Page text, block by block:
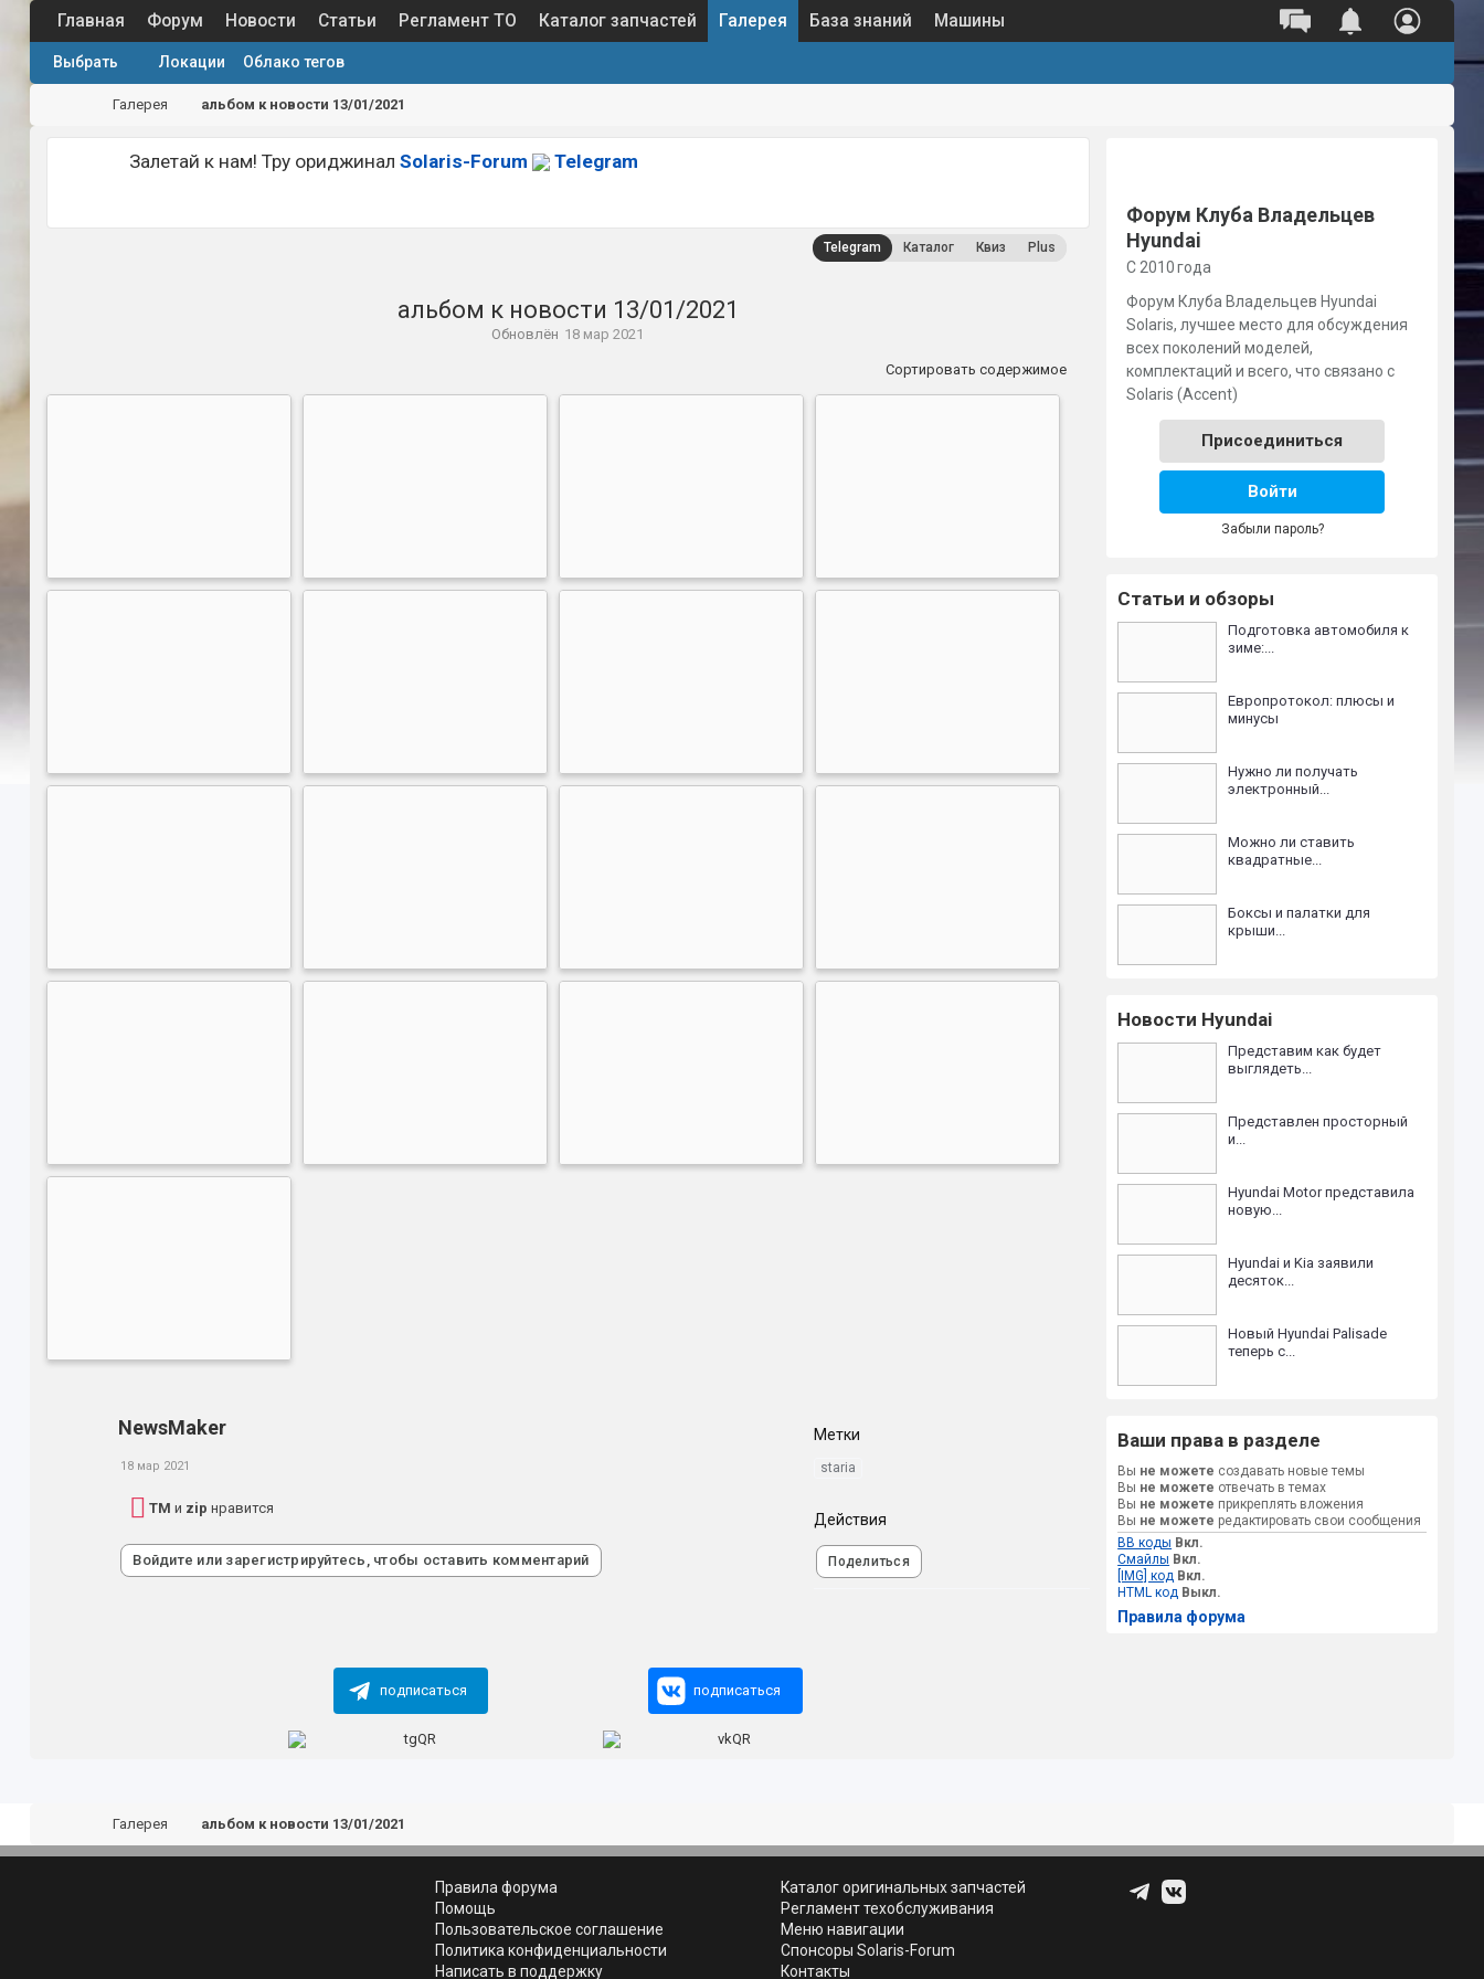
Главная Форум Новости Статьи Регламент ТО Каталог запчастей Галерея
Выбрать Локации Облако тегов
База знаний Машины
Галерея альбом к новости 13/01/2021
Залетай к нам! Тру ориджинал Solaris-Forum Telegram
Telegram Каталог Квиз Plus
альбом к новости 13/01/2021
Обновлён 18 мар 2021
Сортировать содержимое
NewsMaker
18 мар 2021
TM и zip нравится
Войдите или зарегистрируйтесь, чтобы оставить комментарий
Метки
staria
Действия
Поделиться
подписаться подписаться
Форум Клуба Владельцев
Hyundai
С 2010 года
Форум Клуба Владельцев Hyundai
Solaris, лучшее место для обсуждения
всех поколений моделей,
комплектаций и всего, что связано с
Solaris (Accent)
Присоединиться
Войти
Забыли пароль?
Статьи и обзоры
Подготовка автомобиля к
зиме:...
Европротокол: плюсы и
минусы
Нужно ли получать
электронный...
Можно ли ставить
квадратные...
Боксы и палатки для
крыши...
Новости Hyundai
Представим как будет
выглядеть...
Представлен просторный
и...
Hyundai Motor представила
новую...
Hyundai и Kia заявили
десяток...
Новый Hyundai Palisade
теперь с...
Ваши права в разделе
Вы не можете создавать новые темы
Вы не можете отвечать в темах
Вы не можете прикреплять вложения
Вы не можете редактировать свои сообщения
BB коды Вкл.
Смайлы Вкл.
[IMG] код Вкл.
HTML код Выкл.
Правила форума
Галерея альбом к новости 13/01/2021
Правила форума
Помощь
Пользовательское соглашение
Политика конфиденциальности
Написать в поддержку
Каталог оригинальных запчастей
Регламент техобслуживания
Меню навигации
Спонсоры Solaris-Forum
Контакты